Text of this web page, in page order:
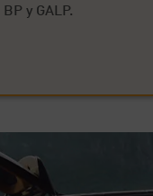
BP y GALP.